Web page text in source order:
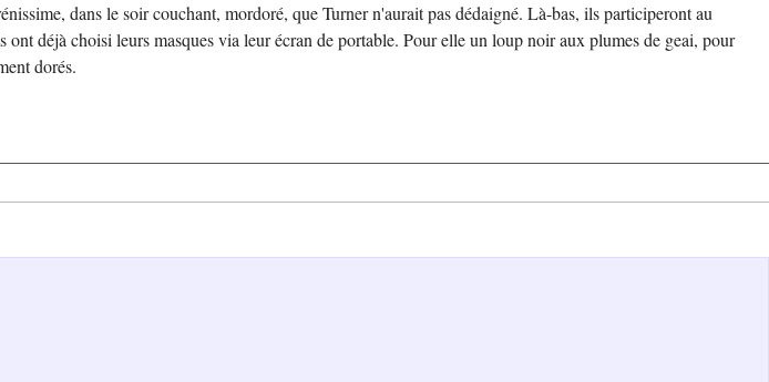
dans le soir couchant, mordoré, que Turner n'aurait pas dédaigné. Là-bas, ils participeront au
déjà choisi leurs masques via leur écran de portable. Pour elle un loup noir aux plumes de geai, pour
dorés.